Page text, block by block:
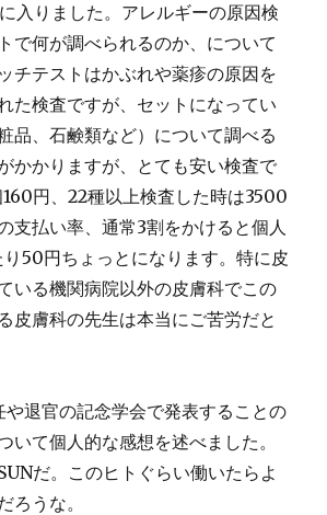
入りました。アレルギーの原因検
で何が調べられるのか、について
チテストはかぶれや薬疹の原因を
た検査ですが、セットになってい
品、石鹸類など）について調べる
かかりますが、とても安い検査で
160円、22種以上検査した時は3500
支払い率、通常3割をかけると個人
り50円ちょっとになります。特に皮
いる機関病院以外の皮膚科でこの
皮膚科の先生は本当にご苦労だと
退官の記念学会で発表することの
いて個人的な感想を述べました。
だ。このヒトぐらい働いたらよ
ろうな。